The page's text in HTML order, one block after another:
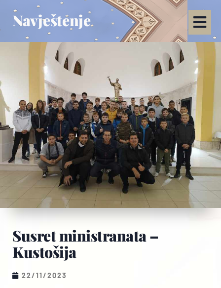
Navještenje
Susret ministranata –
Kustošija
22/11/2023